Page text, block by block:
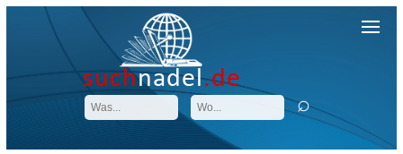
suchnadel.de